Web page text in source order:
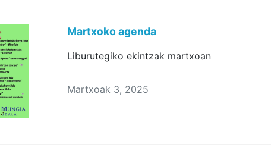
Martxoko agenda
Liburutegiko ekintzak martxoan
Martxoak 3, 2025